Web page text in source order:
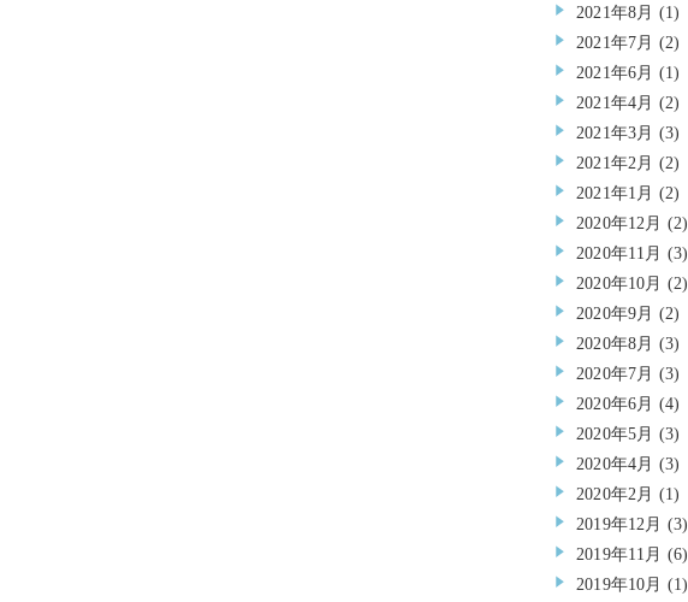
2021年8月 (1)
2021年7月 (2)
2021年6月 (1)
2021年4月 (2)
2021年3月 (3)
2021年2月 (2)
2021年1月 (2)
2020年12月 (2)
2020年11月 (3)
2020年10月 (2)
2020年9月 (2)
2020年8月 (3)
2020年7月 (3)
2020年6月 (4)
2020年5月 (3)
2020年4月 (3)
2020年2月 (1)
2019年12月 (3)
2019年11月 (6)
2019年10月 (1)